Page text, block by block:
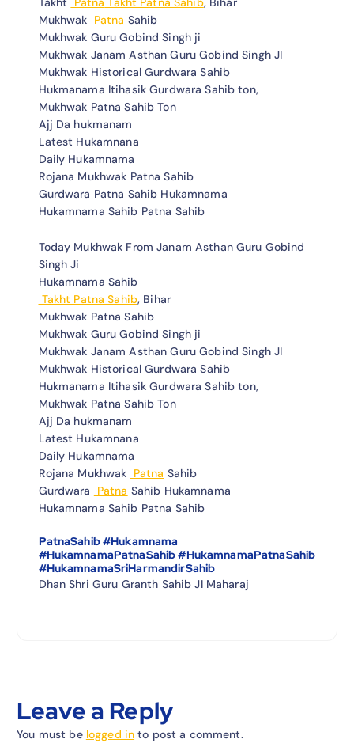
Mukhwak Patna Sahib
Mukhwak Guru Gobind Singh ji
Mukhwak Janam Asthan Guru Gobind Singh JI
Mukhwak Historical Gurdwara Sahib
Hukmanama Itihasik Gurdwara Sahib ton,
Mukhwak Patna Sahib Ton
Ajj Da hukmanam
Latest Hukamnana
Daily Hukamnama
Rojana Mukhwak Patna Sahib
Gurdwara Patna Sahib Hukamnama
Hukamnama Sahib Patna Sahib
Today Mukhwak From Janam Asthan Guru Gobind
Singh Ji
Hukamnama Sahib
Takht Patna Sahib, Bihar
Mukhwak Patna Sahib
Mukhwak Guru Gobind Singh ji
Mukhwak Janam Asthan Guru Gobind Singh JI
Mukhwak Historical Gurdwara Sahib
Hukmanama Itihasik Gurdwara Sahib ton,
Mukhwak Patna Sahib Ton
Ajj Da hukmanam
Latest Hukamnana
Daily Hukamnama
Rojana Mukhwak Patna Sahib
Gurdwara
Patna Sahib Hukamnama
Hukamnama Sahib Patna Sahib
PatnaSahib #Hukamnama
#HukamnamaPatnaSahib #HukamnamaPatnaSahib
#HukamnamaSriHarmandirSahib
Dhan Shri Guru Granth Sahib JI Maharaj
Leave a Reply
You must be logged in to post a comment.